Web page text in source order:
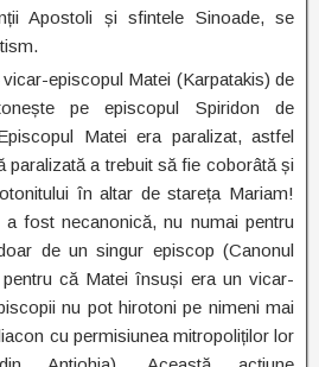
Apostoli și sfintele Sinoade, se
episcopul Matei (Karpatakis) de
pe episcopul Spiridon de
Matei era paralizat, astfel
paralizată a trebuit să fie coborâtă și
în altar de stareța Mariam!
a fost necanonică, nu numai pentru
de un singur episcop (Canonul
că Matei însuși era un vicar-
nu pot hirotoni pe nimeni mai
cu permisiunea mitropoliților lor